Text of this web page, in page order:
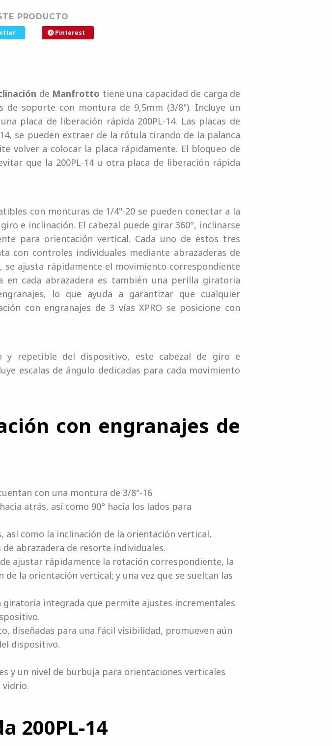
PRODUCTO
Pinterest
de Manfrotto tiene una capacidad de carga de
soporte con montura de 9,5mm (3/8"). Incluye un
placa de liberación rápida 200PL-14. Las placas de
se pueden extraer de la rótula tirando de la palanca
volver a colocar la placa rápidamente. El bloqueo de
que la 200PL-14 u otra placa de liberación rápida
con monturas de 1/4"-20 se pueden conectar a la
e inclinación. El cabezal puede girar 360°, inclinarse
para orientación vertical. Cada uno de estos tres
con controles individuales mediante abrazaderas de
se ajusta rápidamente el movimiento correspondiente
cada abrazadera es también una perilla giratoria
lo que ayuda a garantizar que cualquier
con engranajes de 3 vías XPRO se posicione con
y repetible del dispositivo, este cabezal de giro e
escalas de ángulo dedicadas para cada movimiento
con engranajes de
con una montura de 3/8"-16
atrás, así como 90° hacia los lados para
así como la inclinación de la orientación vertical,
abrazadera de resorte individuales.
ajustar rápidamente la rotación correspondiente, la
la orientación vertical; y una vez que se sueltan las
integrada que permite ajustes incrementales
diseñadas para una fácil visibilidad, promueven aún
dispositivo.
y un nivel de burbuja para orientaciones verticales
vidrio.
200PL-14